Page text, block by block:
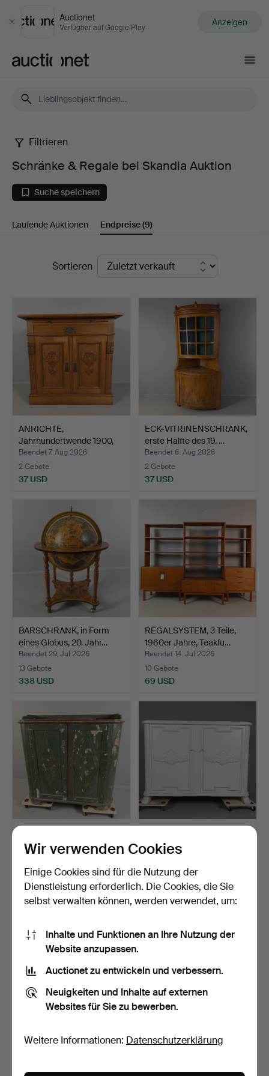
Schließen
Auctionet
Verfügbar auf Google Play Anzeigen
Schränke
Regale
bei
Skandia
Filtrieren
Schränke & Regale bei Skandia Auktion
Suche speichern
Laufende Auktionen Endpreise(9)
EndpreiseSortieren
ANRICHTE,
Jahrhundertwende 1900,
Jugendsti…
Beendet 7. Aug 2026
2 Gebote
37 USD
ECK-VITRINENSCHRANK,
erste Hälfte des 19. …
Beendet 6. Aug 2026
2 Gebote
37 USD
BARSCHRANK, in Form
eines Globus, 20. Jahr…
Beendet 29. Jul 2026
13 Gebote
338 USD
REGALSYSTEM, 3 Teile,
1960er Jahre, Teakfu…
Beendet 14. Jul 2026
10 Gebote
69 USD
und Seitenteile m…
Beendet 10. Jul 2026
32 Gebote
906 USD
Jahre, Swedish Grace…
Beendet 1. Jul 2026
7 Gebote
69 USD
ANRICHTE, 1920er/30er
Jahre, Swedish Grace…
5 Gebote
BÜCHERDREHSTÄNDER,
2. Quartal des 20. Jahr…
12 Gebote
Wir verwenden Cookies
Einige Cookies sind für die Nutzung der
Dienstleistung erforderlich. Die Cookies, die Sie
selbst verwalten können, werden verwendet, um:
Inhalte und Funktionen an Ihre Nutzung der
Website anzupassen.
Auctionet zu entwickeln und verbessern.
Neuigkeiten und Inhalte auf externen
Websites für Sie zu bewerben.
Weitere Informationen: Datenschutzerklärung